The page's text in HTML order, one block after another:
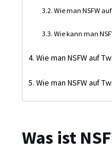
Wie man NSFW
Wie kann man
Wie man NSFW auf
Wie man NSFW auf
Was ist